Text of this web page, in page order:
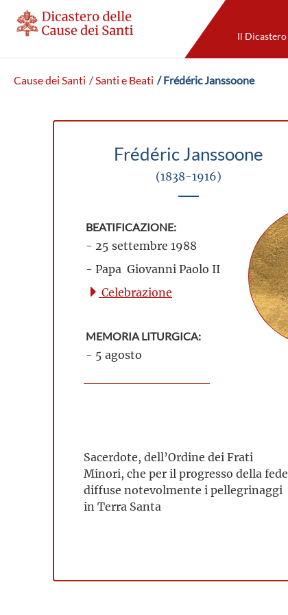
Il Dicastero
Cause dei Santi / Santi e Beati / Frédéric Janssoone
Frédéric Janssoone
(1838-1916)
BEATIFICAZIONE:
- 25 settembre 1988
- Papa Giovanni Paolo II
Celebrazione
MEMORIA LITURGICA:
- 5 agosto
Sacerdote, dell’Ordine dei Frati
Minori, che per il progresso della fede
diffuse notevolmente i pellegrinaggi
in Terra Santa